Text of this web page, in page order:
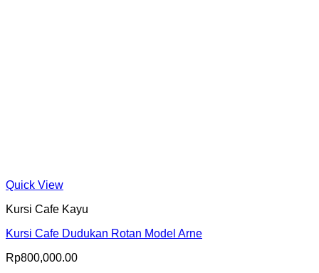
Quick View
Kursi Cafe Kayu
Kursi Cafe Dudukan Rotan Model Arne
Rp800,000.00